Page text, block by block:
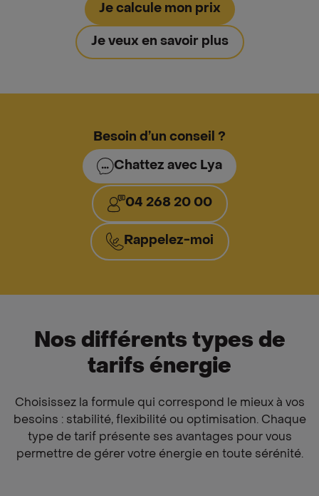
Je calcule mon prix
Je veux en savoir plus
Besoin d’un conseil ?
Chattez avec Lya
04 268 20 00
Rappelez-moi
Nos différents types de
tarifs énergie
Choisissez la formule qui correspond le mieux à vos
besoins : stabilité, flexibilité ou optimisation. Chaque
type de tarif présente ses avantages pour vous
permettre de gérer votre énergie en toute sérénité.